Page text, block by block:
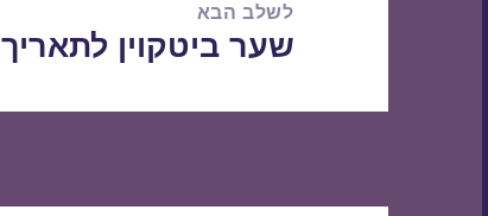
לשלב הבא
הפוסט
שער ביטקוין לתאריך 13/12/2019